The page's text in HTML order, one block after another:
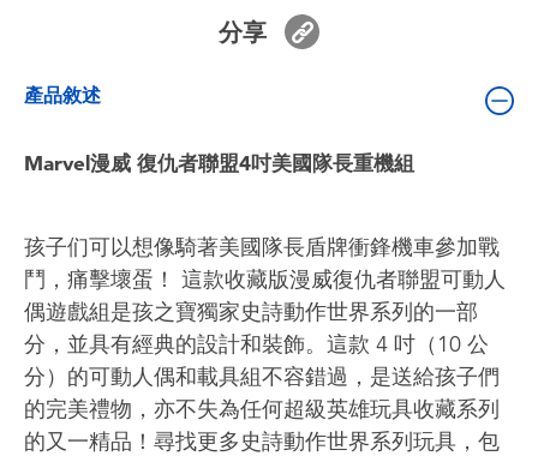
電池
任天堂 Switch
盲盒
角色收藏
生活雜貨
分享
產品敘述
Marvel漫威 復仇者聯盟4吋美國隊長重機組
孩子们可以想像騎著美國隊長盾牌衝鋒機車參加戰
鬥，痛擊壞蛋！ 這款收藏版漫威復仇者聯盟可動人
偶遊戲組是孩之寶獨家史詩動作世界系列的一部
分，並具有經典的設計和裝飾。這款 4 吋（10 公
分）的可動人偶和載具組不容錯過，是送給孩子們
的完美禮物，亦不失為任何超級英雄玩具收藏系列
的又一精品！尋找更多史詩動作世界系列玩具，包